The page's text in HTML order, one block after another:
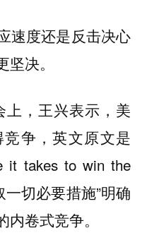
速度还是反击决心
决。
，王兴表示，美
争，英文原文是
it takes to win the
切必要措施”明确
卷式竞争。